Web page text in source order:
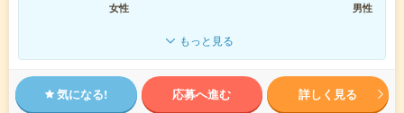
女性
男性
もっと見る
気になる! 応募へ進む 詳しく見る